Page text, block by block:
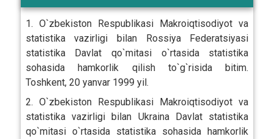
1. O`zbekiston Respublikasi Makroiqtisodiyot va
statistika vazirligi bilan Rossiya Federatsiyasi
statistika Davlat qo`mitasi o`rtasida statistika
sohasida hamkorlik qilish to`g`risida bitim.
Toshkent, 20 yanvar 1999 yil.
2. O`zbekiston Respublikasi Makroiqtisodiyot va
statistika vazirligi bilan Ukraina Davlat statistika
qo`mitasi o`rtasida statistika sohasida hamkorlik